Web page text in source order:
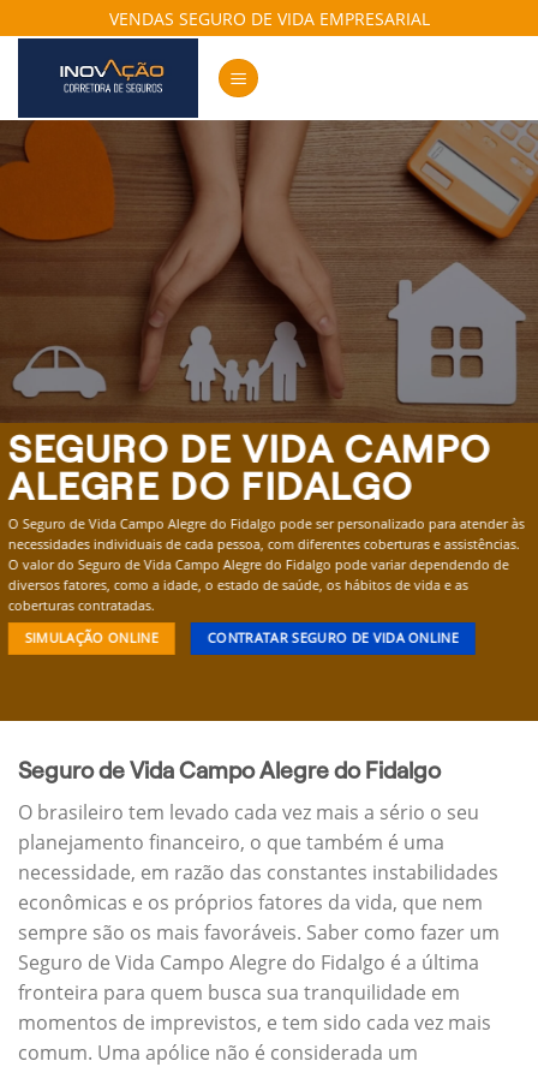
to
content
VENDAS SEGURO DE VIDA EMPRESARIAL
SEGURO DE VIDA CAMPO
ALEGRE DO FIDALGO
O Seguro de Vida Campo Alegre do Fidalgo pode ser personalizado para atender às
necessidades individuais de cada pessoa, com diferentes coberturas e assistências.
O valor do Seguro de Vida Campo Alegre do Fidalgo pode variar dependendo de
diversos fatores, como a idade, o estado de saúde, os hábitos de vida e as
coberturas contratadas.
SIMULAÇÃO ONLINE CONTRATAR SEGURO DE VIDA ONLINE
Seguro de Vida Campo Alegre do Fidalgo
O brasileiro tem levado cada vez mais a sério o seu
planejamento financeiro, o que também é uma
necessidade, em razão das constantes instabilidades
econômicas e os próprios fatores da vida, que nem
sempre são os mais favoráveis. Saber como fazer um
Seguro de Vida Campo Alegre do Fidalgo é a última
fronteira para quem busca sua tranquilidade em
momentos de imprevistos, e tem sido cada vez mais
comum. Uma apólice não é considerada um